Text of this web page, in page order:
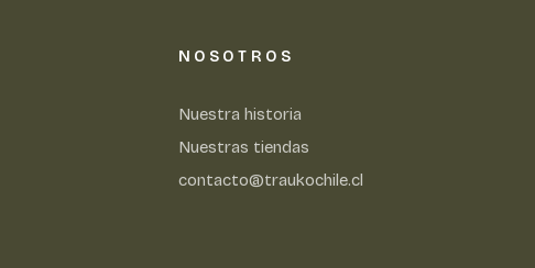
NOSOTROS
Nuestra historia
Nuestras tiendas
contacto@traukochile.cl